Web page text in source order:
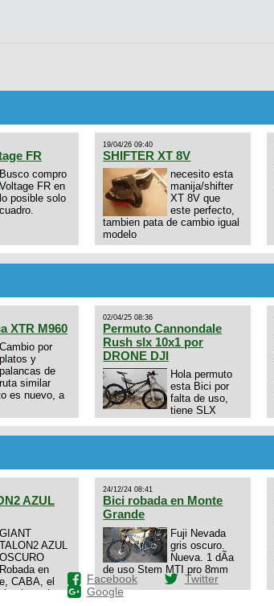
Facebook
Twitter
Google
FR
Busco compro
Voltage FR en
lo posible solo
cuadro.
19/04/26 09:40
SHIFTER XT 8V
necesito esta
manija/shifter
XT 8V que
este perfecto,
tambien pata de cambio igual
modelo
XTR M960
Cambio por
platos y
palancas de
ruta similar
es nuevo, a
02/04/25 08:36
Permuto Cannondale
Rush slx 10x1 por
DRONE DJI
Hola permuto
esta Bici por
falta de uso,
tiene SLX
Horquilla Axon tope de gama
por drone de la marca Dji, les
interesa 3434568861 saludos
AZUL
GIANT
TALON2 AZUL
OSCURO
Robada en
CABA, el
a las
24/12/24 08:41
Bici robada en Monte
Grande
Fuji Nevada
gris oscuro.
Nueva. 1 dÃ­a
de uso Stem MTI pro 8mm